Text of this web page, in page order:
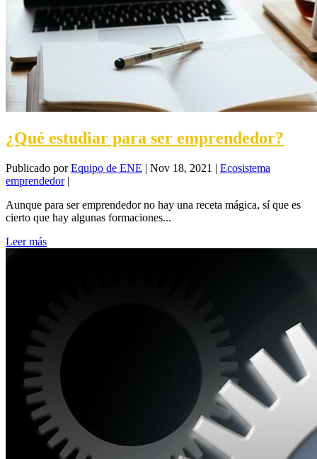
¿Qué estudiar para ser emprendedor?
Publicado porEquipo de ENE | Nov 18, 2021 | Ecosistema
emprendedor|
Aunque para ser emprendedor no hay una receta mágica, sí que es
cierto que hay algunas formaciones...
Leer más